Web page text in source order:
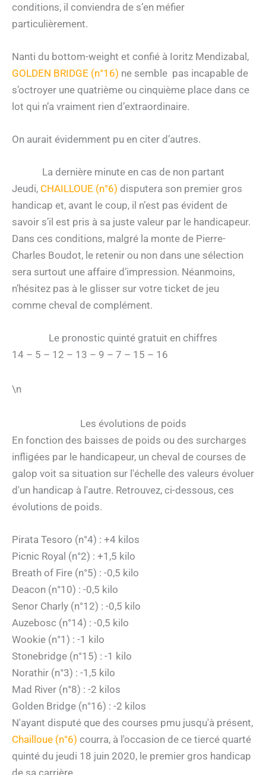
conditions, il conviendra de s’en méfier
particulièrement.
Nanti du bottom-weight et confié à Ioritz Mendizabal,
GOLDEN BRIDGE (n°16) ne semble pas incapable de
s’octroyer une quatrième ou cinquième place dans ce
lot qui n’a vraiment rien d’extraordinaire.
On aurait évidemment pu en citer d’autres.
La dernière minute en cas de non partant
Jeudi, CHAILLOUE (n°6) disputera son premier gros
handicap et, avant le coup, il n’est pas évident de
savoir s’il est pris à sa juste valeur par le handicapeur.
Dans ces conditions, malgré la monte de Pierre-
Charles Boudot, le retenir ou non dans une sélection
sera surtout une affaire d’impression. Néanmoins,
n’hésitez pas à le glisser sur votre ticket de jeu
comme cheval de complément.
Le pronostic quinté gratuit en chiffres
14 – 5 – 12 – 13 – 9 – 7 – 15 – 16
\n
Les évolutions de poids
En fonction des baisses de poids ou des surcharges
infligées par le handicapeur, un cheval de courses de
galop voit sa situation sur l'échelle des valeurs évoluer
d'un handicap à l'autre. Retrouvez, ci-dessous, ces
évolutions de poids.
Pirata Tesoro (n°4) : +4 kilos
Picnic Royal (n°2) : +1,5 kilo
Breath of Fire (n°5) : -0,5 kilo
Deacon (n°10) : -0,5 kilo
Senor Charly (n°12) : -0,5 kilo
Auzebosc (n°14) : -0,5 kilo
Wookie (n°1) : -1 kilo
Stonebridge (n°15) : -1 kilo
Norathir (n°3) : -1,5 kilo
Mad River (n°8) : -2 kilos
Golden Bridge (n°16) : -2 kilos
N'ayant disputé que des courses pmu jusqu'à présent,
Chailloue (n°6) courra, à l'occasion de ce tiercé quarté
quinté du jeudi 18 juin 2020, le premier gros handicap